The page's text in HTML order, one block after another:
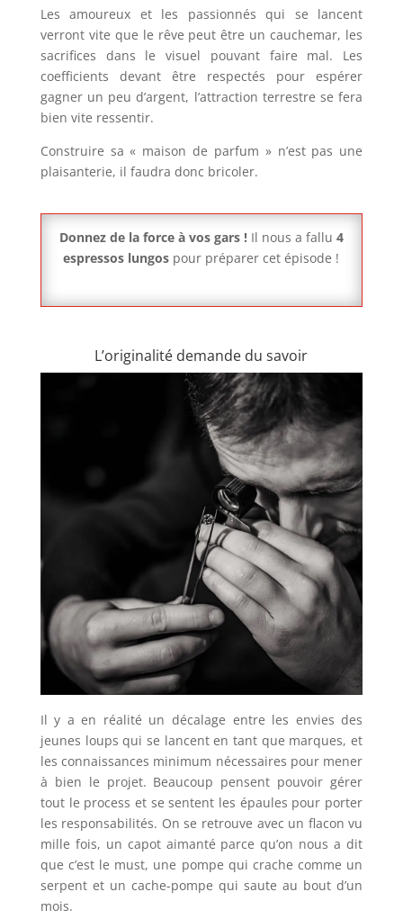
Les amoureux et les passionnés qui se lancent
verront vite que le rêve peut être un cauchemar, les
sacrifices dans le visuel pouvant faire mal. Les
coefficients devant être respectés pour espérer
gagner un peu d’argent, l’attraction terrestre se fera
bien vite ressentir.
Construire sa « maison de parfum » n’est pas une
plaisanterie, il faudra donc bricoler.
Donnez de la force à vos gars !Il nous a fallu 4
espressos lungos pour préparer cet épisode !
L’originalité demande du savoir
Il y a en réalité un décalage entre les envies des
jeunes loups qui se lancent en tant que marques, et
les connaissances minimum nécessaires pour mener
à bien le projet. Beaucoup pensent pouvoir gérer
tout le process et se sentent les épaules pour porter
les responsabilités. On se retrouve avec un flacon vu
mille fois, un capot aimanté parce qu’on nous a dit
que c’est le must, une pompe qui crache comme un
serpent et un cache-pompe qui saute au bout d’un
mois.